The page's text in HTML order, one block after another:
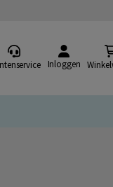
Inloggen